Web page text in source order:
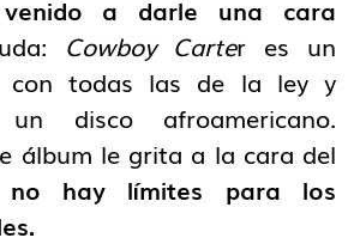
a darle una cara
Cowboy Carter es un
con todas las de la ley y
disco afroamericano.
álbum le grita a la cara del
no hay límites para los